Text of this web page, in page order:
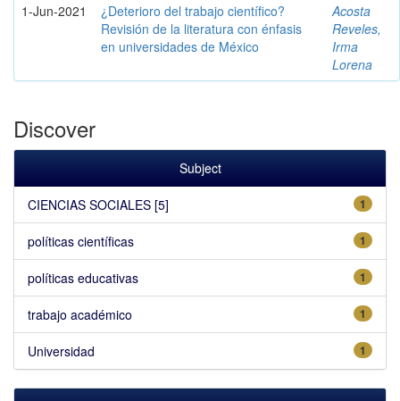
1-Jun-2021
¿Deterioro del trabajo científico?
Revisión de la literatura con énfasis
en universidades de México
Acosta
Reveles,
Irma
Lorena
Discover
Subject
1
CIENCIAS SOCIALES [5]
1
políticas científicas
1
políticas educativas
1
trabajo académico
1
Universidad